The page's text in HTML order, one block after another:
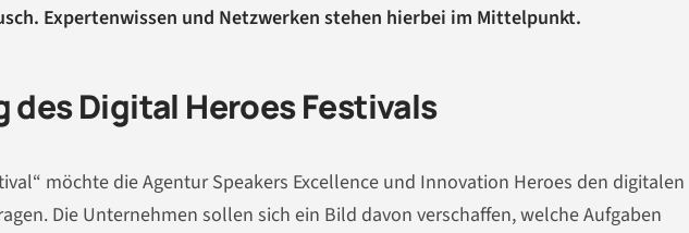
Expertenwissen und Netzwerken stehen hierbei im Mittelpunkt.
des Digital Heroes Festivals
möchte die Agentur Speakers Excellence und Innovation Heroes den digitalen
Die Unternehmen sollen sich ein Bild davon verschaffen, welche Aufgaben